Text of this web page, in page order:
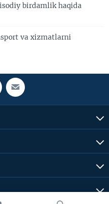
birdamlik haqida
va xizmatlarni